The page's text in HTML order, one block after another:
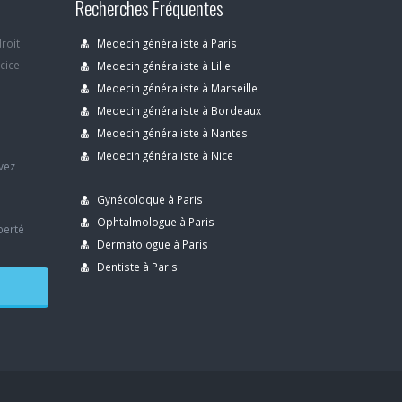
Recherches Fréquentes
Medecin généraliste à Paris
Medecin généraliste à Lille
Medecin généraliste à Marseille
Medecin généraliste à Bordeaux
Medecin généraliste à Nantes
Medecin généraliste à Nice
Gynécoloque à Paris
Ophtalmologue à Paris
Dermatologue à Paris
Dentiste à Paris